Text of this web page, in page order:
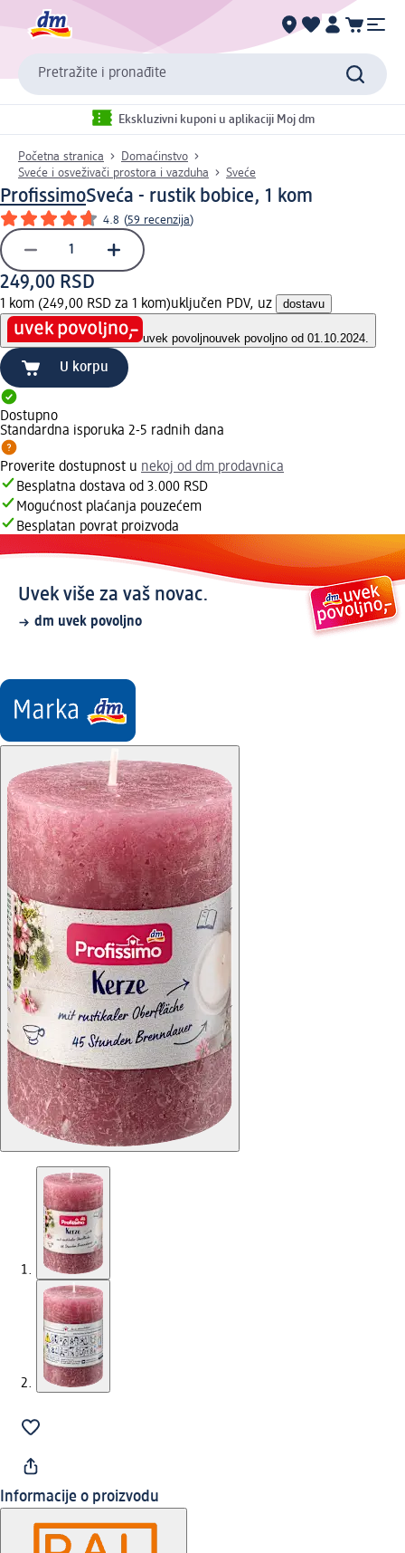
Pretražite i pronađite
Ekskluzivni kuponi u aplikaciji Moj dm
Početna stranica
Domaćinstvo
Sveće i osveživači prostora i vazduha
Sveće
ProfissimoSveća - rustik bobice, 1 kom
4.8 (59 recenzija)
249,00 RSD
1 kom (249,00 RSD za 1 kom)uključen PDV, uz dostavu
uvek povoljnouvek povoljno od 01.10.2024.
U korpu
Dostupno
Standardna isporuka 2-5 radnih dana
Proverite dostupnost u nekoj od dm prodavnica
Besplatna dostava od 3.000 RSD
Mogućnost plaćanja pouzećem
Besplatan povrat proizvoda
Uvek više za vaš novac.
dm uvek povoljno
Informacije o proizvodu